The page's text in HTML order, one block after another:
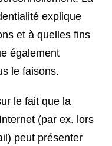
explique
et à quelles fins
également
le faisons.
le fait que la
(par ex. lors
peut présenter